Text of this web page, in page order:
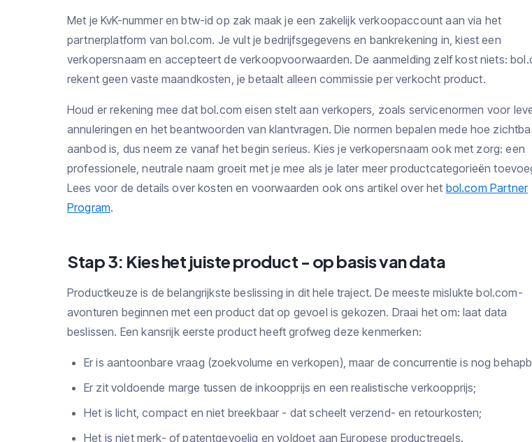
Met je KvK-nummer en btw-id op zak maak je een zakelijk verkoopaccount aan via het
partnerplatform van bol.com. Je vult je bedrijfsgegevens en bankrekening in, kiest een
verkopersnaam en accepteert de verkoopvoorwaarden. De aanmelding zelf kost niets:
rekent geen vaste maandkosten, je betaalt alleen commissie per verkocht product.
Houd er rekening mee dat bol.com eisen stelt aan verkopers, zoals servicenormen voor
annuleringen en het beantwoorden van klantvragen. Die normen bepalen mede hoe
aanbod is, dus neem ze vanaf het begin serieus. Kies je verkopersnaam ook met zorg: een
professionele, neutrale naam groeit met je mee als je later meer productcategorieën
Lees voor de details over kosten en voorwaarden ook ons artikel over het bol.com Partner
Program.
Stap 3: Kies het juiste product - op basis van data
Productkeuze is de belangrijkste beslissing in dit hele traject. De meeste mislukte bol.com-
avonturen beginnen met een product dat op gevoel is gekozen. Draai het om: laat data
beslissen. Een kansrijk eerste product heeft grofweg deze kenmerken:
Er is aantoonbare vraag (zoekvolume en verkopen), maar de concurrentie is nog
Er zit voldoende marge tussen de inkoopprijs en een realistische verkoopprijs;
Het is licht, compact en niet breekbaar - dat scheelt verzend- en retourkosten;
Het is niet merk- of patentgevoelig en voldoet aan Europese productregels.